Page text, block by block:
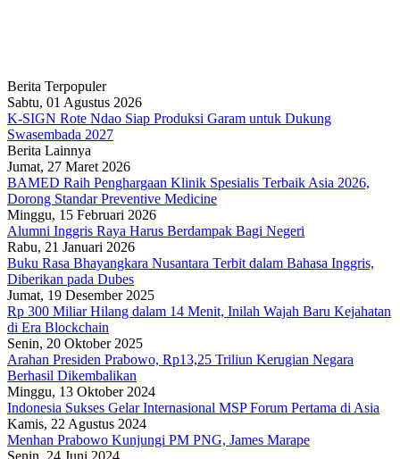
Berita Terpopuler
Sabtu, 01 Agustus 2026
K-SIGN Rote Ndao Siap Produksi Garam untuk Dukung
Swasembada 2027
Berita Lainnya
Jumat, 27 Maret 2026
BAMED Raih Penghargaan Klinik Spesialis Terbaik Asia 2026,
Dorong Standar Preventive Medicine
Minggu, 15 Februari 2026
Alumni Inggris Raya Harus Berdampak Bagi Negeri
Rabu, 21 Januari 2026
Buku Rasa Bhayangkara Nusantara Terbit dalam Bahasa Inggris,
Diberikan pada Dubes
Jumat, 19 Desember 2025
Rp 300 Miliar Hilang dalam 14 Menit, Inilah Wajah Baru Kejahatan
di Era Blockchain
Senin, 20 Oktober 2025
Arahan Presiden Prabowo, Rp13,25 Triliun Kerugian Negara
Berhasil Dikembalikan
Minggu, 13 Oktober 2024
Indonesia Sukses Gelar Internasional MSP Forum Pertama di Asia
Kamis, 22 Agustus 2024
Menhan Prabowo Kunjungi PM PNG, James Marape
Senin, 24 Juni 2024